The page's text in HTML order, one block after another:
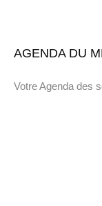
AGENDA DU
Votre Agenda des